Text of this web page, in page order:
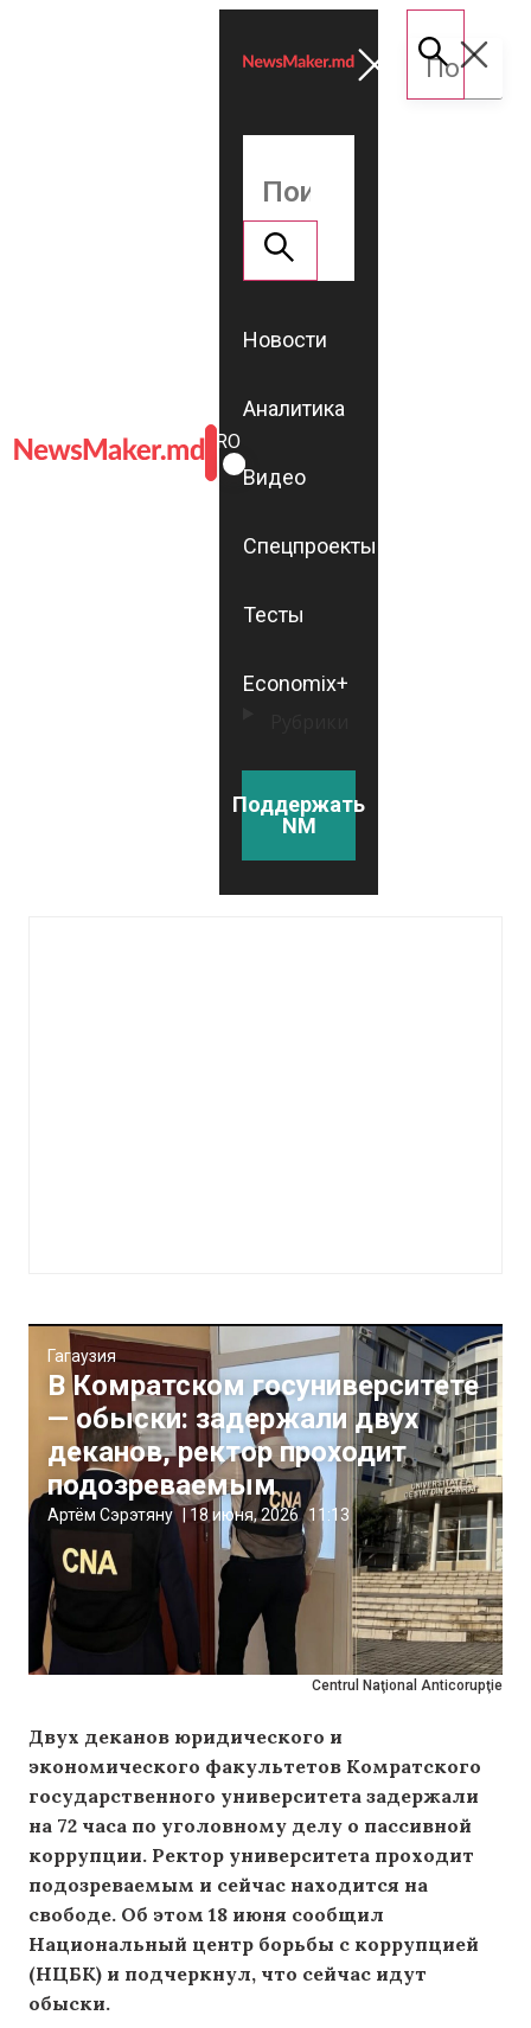
ROMÂNĂ
RU
Новости
Аналитика
Видео
Спецпроекты
Тесты
Economix+
Поддержать
NM
Centrul Naţional Anticorupţie
Гагаузия
В Комратском госуниверситете
— обыски: задержали двух
деканов, ректор проходит
подозреваемым
Артём Сэрэтяну 18 июня, 2026 11:13
Двух деканов юридического и
экономического факультетов Комратского
государственного университета задержали
на 72 часа по уголовному делу о пассивной
коррупции. Ректор университета проходит
подозреваемым и сейчас находится на
свободе. Об этом 18 июня сообщил
Национальный центр борьбы с коррупцией
(НЦБК) и подчеркнул, что сейчас идут
обыски.